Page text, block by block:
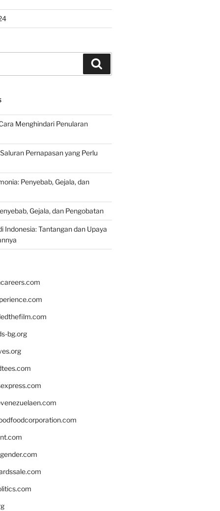
Menghindari Penularan
Pernapasan yang Perlu
Penyebab, Gejala, dan
Gejala, dan Pengobatan
Indonesia: Tantangan dan Upaya
bg.org